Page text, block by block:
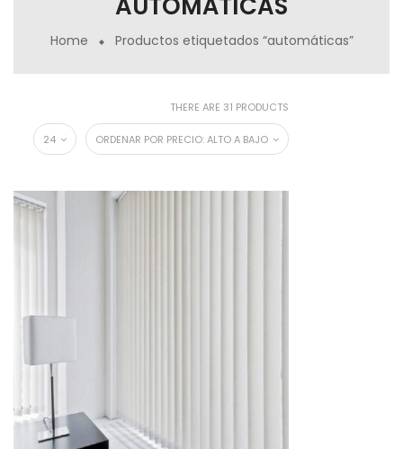
AUTOMÁTICAS
Home Productos etiquetados “automáticas”
THERE ARE 31 PRODUCTS
ORDENAR POR PRECIO: ALTO A BAJO
24